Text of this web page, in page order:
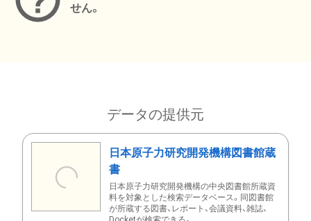
せん。
データの提供元
日本原子力研究開発機構図書館蔵
書
日本原子力研究開発機構の中央図書館所蔵資
料を対象とした検索データベース。同図書館
が所蔵する図書、レポート、会議資料、雑誌、